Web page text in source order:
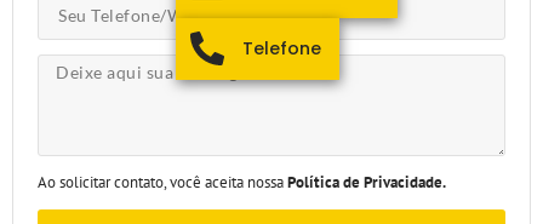
Ao solicitar contato, você aceita nossaPolítica de Privacidade.
Telefone